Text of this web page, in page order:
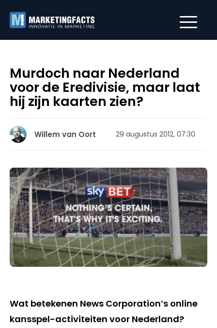
Murdoch naar Nederland
voor de Eredivisie, maar laat
hij zijn kaarten zien?
Willem van Oort 29 augustus 2012, 07:30
Wat betekenen News Corporation’s online
kansspel-activiteiten voor Nederland?